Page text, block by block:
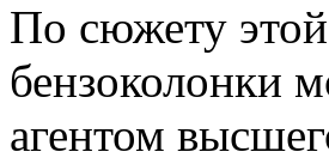
По сюжету
бензоколонки
агентом